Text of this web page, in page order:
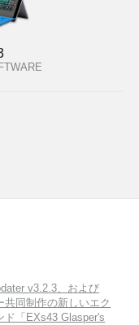
v3.2.3、および
共同制作の新しいエク
ド「EXs43 Glasper's